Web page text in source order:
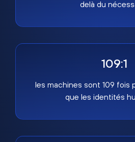
delà du
109:1
les machines sont 109 fois
que les identités